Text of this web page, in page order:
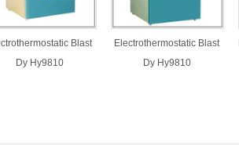
Blast
Dy Hy9810
Electrothermostatic Blast
Dy Hy9810